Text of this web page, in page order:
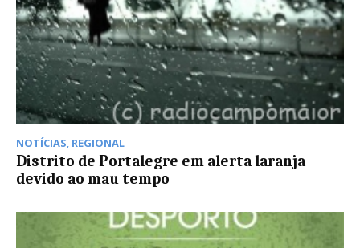
NOTÍCIAS, REGIONAL
Distrito de Portalegre em alerta laranja
devido ao mau tempo